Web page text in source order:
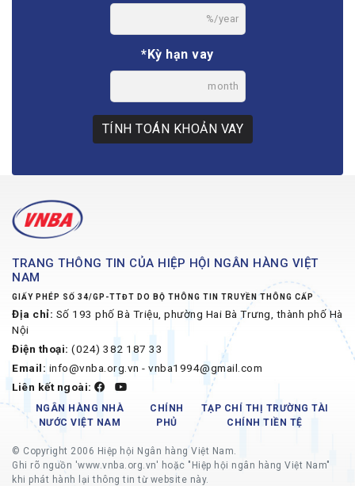
%/year
*Kỳ hạn vay
month
TÍNH TOÁN KHOẢN VAY
TRANG THÔNG TIN CỦA HIỆP HỘI NGÂN HÀNG VIỆT
NAM
GIẤY PHÉP SỐ 34/GP-TTĐT DO BỘ THÔNG TIN TRUYỀN THÔNG CẤP
Địa chỉ: Số 193 phố Bà Triệu, phường Hai Bà Trưng, thành phố Hà
Nội
Điện thoại: (024) 382 187 33
Email: info@vnba.org.vn - vnba1994@gmail.com
Liên kết ngoài:
NGÂN HÀNG NHÀ
NƯỚC VIỆT NAM
CHÍNH
PHỦ
TẠP CHÍ THỊ TRƯỜNG TÀI
CHÍNH TIỀN TỆ
© Copyright 2006 Hiệp hội Ngân hàng Việt Nam.
Ghi rõ nguồn 'www.vnba.org.vn' hoặc "Hiệp hội ngân hàng Việt Nam"
khi phát hành lại thông tin từ website này.